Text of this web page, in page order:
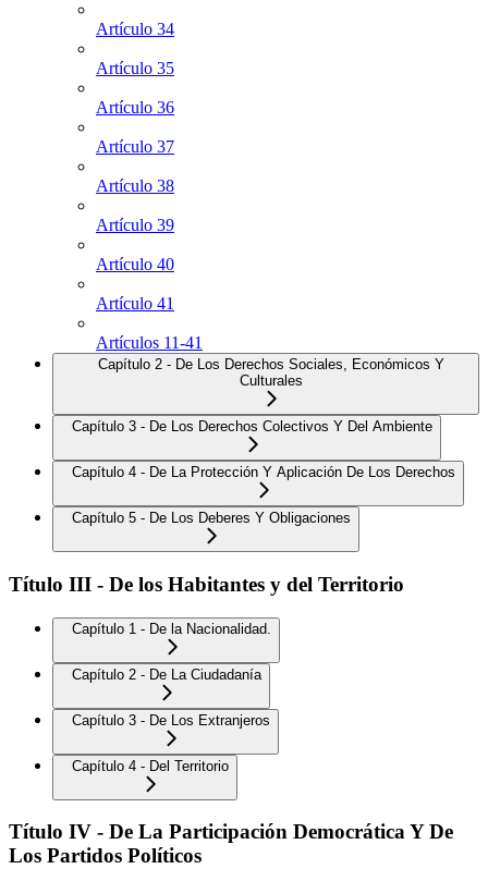
Artículo 34
Artículo 35
Artículo 36
Artículo 37
Artículo 38
Artículo 39
Artículo 40
Artículo 41
Artículos 11-41
Capítulo 2 - De Los Derechos Sociales, Económicos Y
Culturales
Capítulo 3 - De Los Derechos Colectivos Y Del Ambiente
Capítulo 4 - De La Protección Y Aplicación De Los Derechos
Capítulo 5 - De Los Deberes Y Obligaciones
Título III - De los Habitantes y del Territorio
Capítulo 1 - De la Nacionalidad.
Capítulo 2 - De La Ciudadanía
Capítulo 3 - De Los Extranjeros
Capítulo 4 - Del Territorio
Título IV - De La Participación Democrática Y De
Los Partidos Políticos